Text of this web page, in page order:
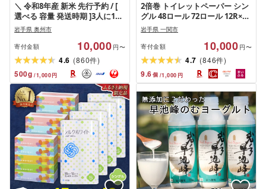
＼ 令和8年産 新米 先行予約 / [
選べる 容量 発送時期 ]3人に1人
がリピーター! 令和8年産 令和7
年産 白米 特A ひとめぼれ 一等
米 5kg 10kg 岩手ふるさと米 岩
手県 奥州市産 発送時期が選べ
る ブランド米 米 お米 こめ ご飯
ごはん 精米 [U0133]
岩手県 奥州市
寄付金額 10,000 円〜
4.6 (860件)
500g /1,000円
2倍巻 トイレットペーパー シン
グル 48ロール 72ロール 12R×4
12R×6パック 100m ふるさと納
税 無香料 やわらか まとめ買い
定期便 大容量 倍巻 日用品 生活
必需品 備蓄 人気 おすすめ ラン
キング 送料無料 岩手県 一関市
岩手県 一関市
寄付金額 10,000 円〜
4.7 (846件)
9.6個 /1,000 円